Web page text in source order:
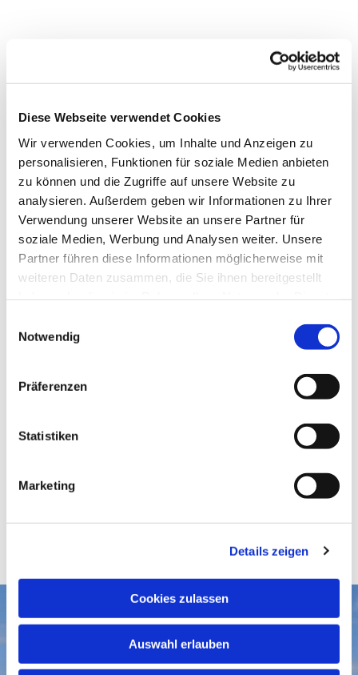
Diese Webseite verwendet Cookies
Wir verwenden Cookies, um Inhalte und Anzeigen zu
personalisieren, Funktionen für soziale Medien anbieten
zu können und die Zugriffe auf unsere Website zu
analysieren. Außerdem geben wir Informationen zu Ihrer
Verwendung unserer Website an unsere Partner für
soziale Medien, Werbung und Analysen weiter. Unsere
Partner führen diese Informationen möglicherweise mit
weiteren Daten zusammen, die Sie ihnen bereitgestellt
Notwendig
Präferenzen
Statistiken
Marketing
Details zeigen
Cookies zulassen
Auswahl erlauben
Dies könnte Sie auch interessieren
Aktuelles
Gottesdienste
Gemeindegruß-Archiv